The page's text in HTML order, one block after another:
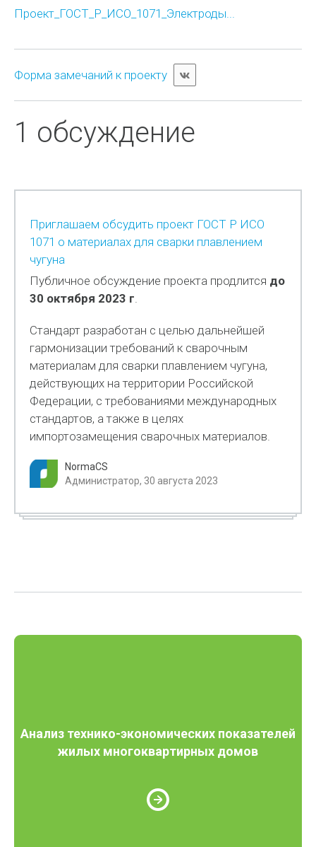
Проект_ГОСТ_Р_ИСО_1071_Электроды...
Форма замечаний к проекту
1 обсуждение
Приглашаем обсудить проект ГОСТ Р ИСО
1071 о материалах для сварки плавлением
чугуна
Публичное обсуждение проекта продлится до
30 октября 2023 г.
Стандарт разработан с целью дальнейшей
гармонизации требований к сварочным
материалам для сварки плавлением чугуна,
действующих на территории Российской
Федерации, с требованиями международных
стандартов, а также в целях
импортозамещения сварочных материалов.
NormaCS
Администратор, 30 августа 2023
Анализ технико-экономических показателей
жилых многоквартирных домов